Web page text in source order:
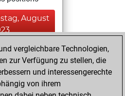
August
played 9
Play
blitz
vergleichbare Technologien,
zur Verfügung zu stellen, die
und interessengerechte
von ihrem